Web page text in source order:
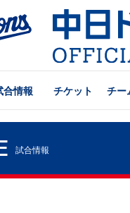
合情報 チケット チー
試合情報